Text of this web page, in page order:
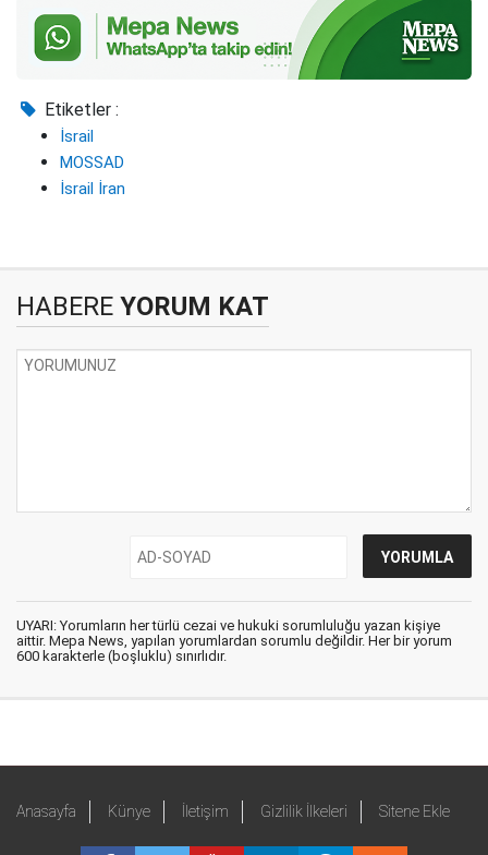
Etiketler :
İsrail
MOSSAD
İsrail İran
HABERE YORUM KAT
UYARI: Yorumların her türlü cezai ve hukuki sorumluluğu yazan kişiye
aittir. Mepa News, yapılan yorumlardan sorumlu değildir. Her bir yorum
600 karakterle (boşluklu) sınırlıdır.
Anasayfa Künye İletişim Gizlilik İlkeleri Sitene Ekle